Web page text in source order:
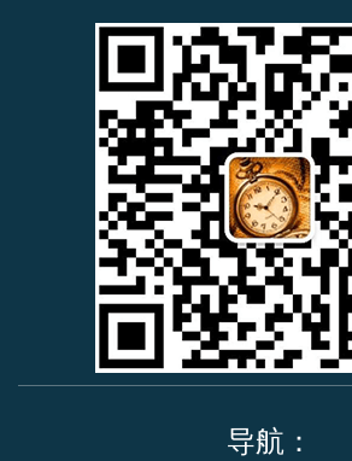
n y l s
a
导航：